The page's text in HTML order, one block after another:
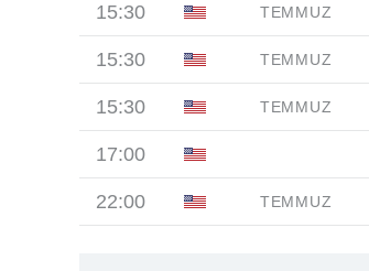
15:30 TEMMUZ
15:30 TEMMUZ
15:30 TEMMUZ
17:00
22:00 TEMMUZ